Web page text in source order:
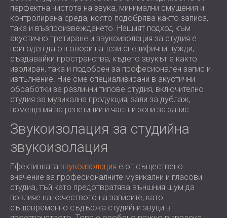
перфектна чистота на звука, минимални смущения и
контролирана среда, която подобрява както записа,
така и възпроизвеждането. Нашият подход към
акустично третиране и звукоизолация за студия е
пригоден да отговори на тези специфични нужди,
създавайки пространства, където звукът е както
изолиран, така и подобрен за професионален запис и
изпълнение. Ние сме специализирани в акустични
обработки за различни типове студия, включително
студия за музикална продукция, зали за дублаж,
помещения за репетиции и частни зони за запис.
Звукоизолация за студийна
звукоизолация
Ефективната звукоизолация е от съществено
значение за професионалните музикални и гласови
студиа, тъй като предотвратява външния шум да
повлияе на качеството на записите, като
същевременно съдържа студийни звуци в